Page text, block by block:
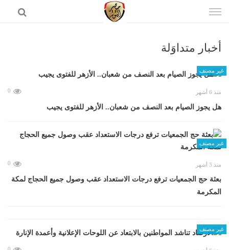
الى
أخبار متداوَلة
غير مصنف
منذ 6 أشهر 0
هل يجوز الصيام بعد النصف من شعبان.. الأزهر للفتوى يجيب
غير مصنف
منذ 3 أشهر 0
بعثة حج الجمعيات ترفع درجات الاستعداد عقب وصول جميع الحجاج لمكة
المكرمة
غير مصنف
0